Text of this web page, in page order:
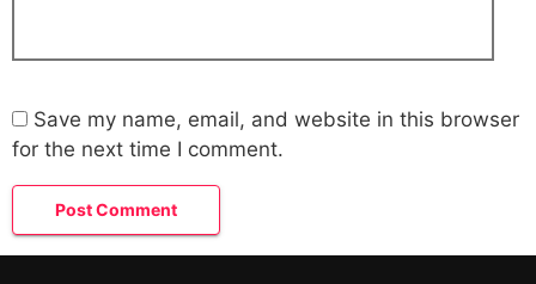
Save my name, email, and website in this browser
for the next time I comment.